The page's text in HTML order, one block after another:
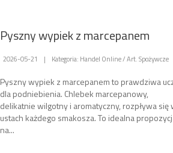
Pyszny wypiek z marcepanem
2026-05-21 | Kategoria: Handel Online / Art. Spożywcze
Pyszny wypiek z marcepanem to prawdziwa
dla podniebienia. Chlebek marcepanowy,
delikatnie wilgotny i aromatyczny, rozpływa się
ustach każdego smakosza. To idealna
na...